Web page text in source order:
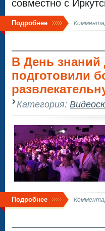
совместно с
Подробнее
В День знаний
подготовили
Категория:
Подробнее